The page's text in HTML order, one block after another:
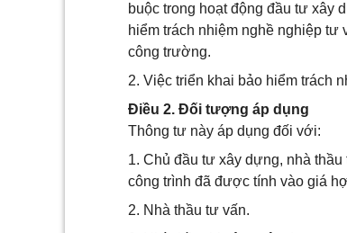
buộc trong hoạt động đầu tư xây
hiểm trách nhiệm nghề nghiệp
công trường.
2. Việc triển khai bảo hiểm trách
Điều 2. Đối tượng áp dụng
Thông tư này áp dụng đối với:
1. Chủ đầu tư xây dựng, nhà
công trình đã được tính vào giá
2. Nhà thầu tư vấn.